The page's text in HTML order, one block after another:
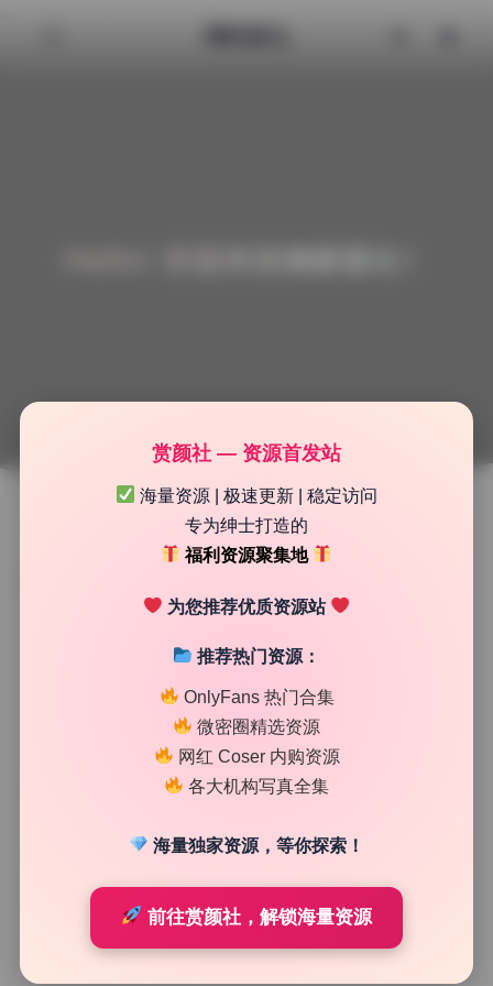
次元高清图库
麻花麻花酱 写真合集142期83.6G高清大图无水印持续更
赏颜社 — 资源首发站
海量资源 | 极速更新 | 稳定访问
专为绅士打造的
福利资源聚集地
为您推荐优质资源站
推荐热门资源：
OnlyFans 热门合集
微密圈精选资源
网红 Coser 内购资源
各大机构写真全集
海量独家资源，等你探索！
前往赏颜社，解锁海量资源